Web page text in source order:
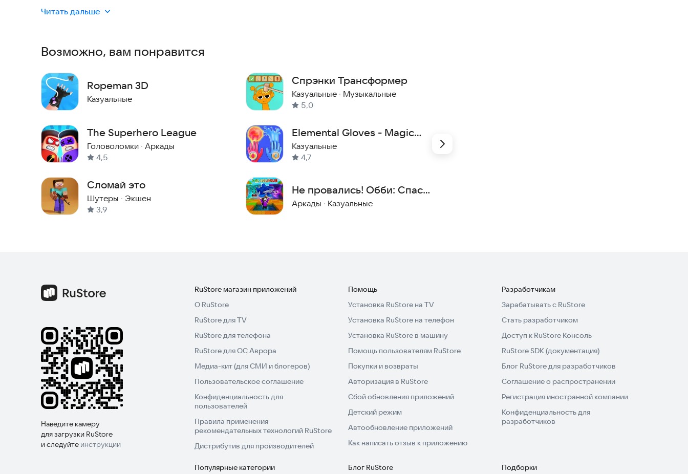
Нубика толпой.
Читать дальше
Возможно, вам понравится
Ropeman 3D
Казуальные
The Superhero League
Головоломки · Аркады
4,5
Сломай это
Шутеры · Экшен
3,9
Спрэнки Трансформер
Казуальные · Музыкальные
5,0
Elemental Gloves - Magic
Power
Казуальные
4,7
Не провались! Обби: Спаси
брейнротов!
Аркады · Казуальные
Наведите камеру
для загрузки RuStore
и следуйте инструкции
RuStore магазин приложений
О RuStore
RuStore для TV
RuStore для телефона
RuStore для ОС Аврора
Медиа-кит (для СМИ и блогеров)
Пользовательское соглашение
Конфиденциальность для
пользователей
Правила применения
рекомендательных технологий RuStore
Дистрибутив для производителей
Помощь
Установка RuStore на TV
Установка RuStore на телефон
Установка RuStore в машину
Помощь пользователям RuStore
Покупки и возвраты
Авторизация в RuStore
Сбой обновления приложений
Детский режим
Автообновление приложений
Как написать отзыв к приложению
Разработчикам
Зарабатывать с RuStore
Стать разработчиком
Доступ к RuStore Консоль
RuStore SDK (документация)
Блог RuStore для разработчиков
Соглашение о распространении
Регистрация иностранной компании
Конфиденциальность для
разработчиков
Популярные категории Блог RuStore Подборки